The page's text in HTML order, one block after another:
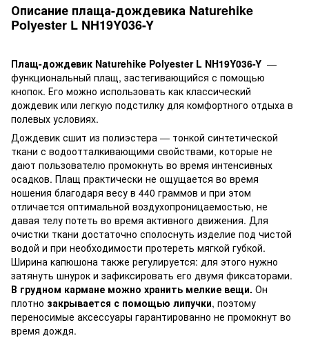
Описание плаща-дождевика Naturehike
Polyester L NH19Y036-Y
Плащ-дождевик Naturehike Polyester L NH19Y036-Y —
функциональный плащ, застегивающийся с помощью
кнопок. Его можно использовать как классический
дождевик или легкую подстилку для комфортного отдыха в
полевых условиях.
Дождевик сшит из полиэстера — тонкой синтетической
ткани с водоотталкивающими свойствами, которые не
дают пользователю промокнуть во время интенсивных
осадков. Плащ практически не ощущается во время
ношения благодаря весу в 440 граммов и при этом
отличается оптимальной воздухопроницаемостью, не
давая телу потеть во время активного движения. Для
очистки ткани достаточно сполоснуть изделие под чистой
водой и при необходимости протереть мягкой губкой.
Ширина капюшона также регулируется: для этого нужно
затянуть шнурок и зафиксировать его двумя фиксаторами.
В грудном кармане можно хранить мелкие вещи. Он
плотно закрывается с помощью липучки, поэтому
переносимые аксессуары гарантированно не промокнут во
время дождя.